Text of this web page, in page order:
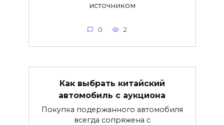
источником
0 2
Как выбрать китайский
автомобиль с аукциона
Покупка подержанного автомобиля
всегда сопряжена с